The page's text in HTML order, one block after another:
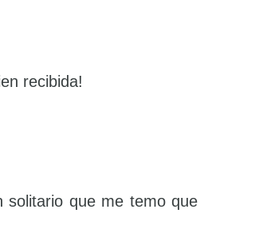
recibida!
solitario que me temo que